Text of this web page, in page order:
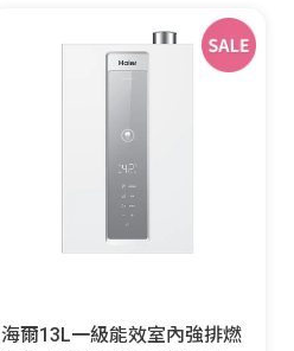
海爾13L一級能效室內強排燃